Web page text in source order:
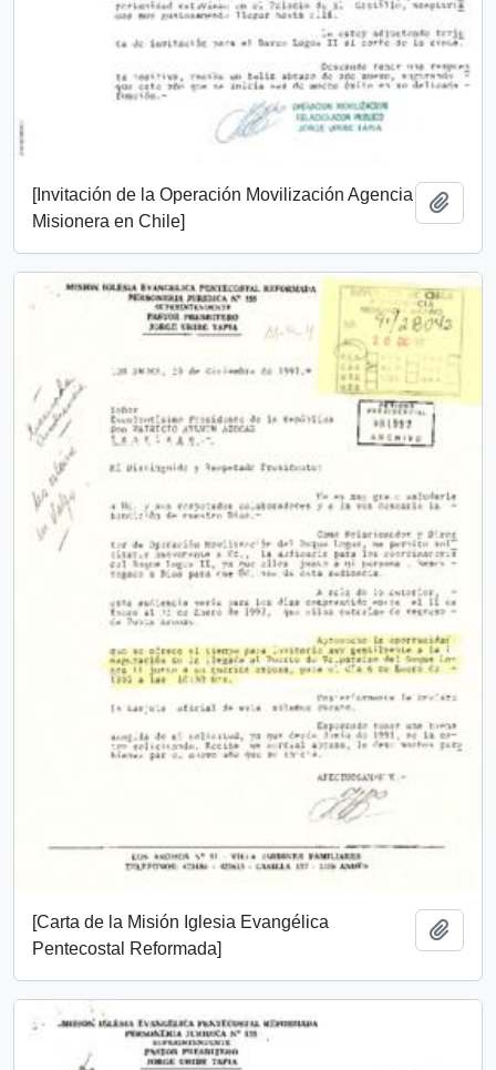
[Invitación de la Operación Movilización Agencia
Misionera en Chile]
[Carta de la Misión Iglesia Evangélica
Pentecostal Reformada]